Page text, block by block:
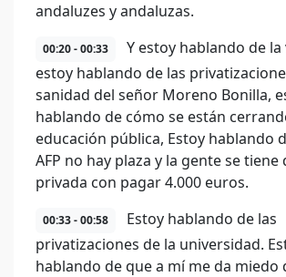
andaluzes y andaluzas.
00:20 - 00:33
Y estoy hablando de la
estoy hablando de las
sanidad del señor Moreno Bonilla,
hablando de cómo se están
educación pública, Estoy hablando
AFP no hay plaza y la gente se tiene
privada con pagar 4.000 euros.
00:33 - 00:58
Estoy hablando de las
privatizaciones de la universidad.
hablando de que a mí me da miedo